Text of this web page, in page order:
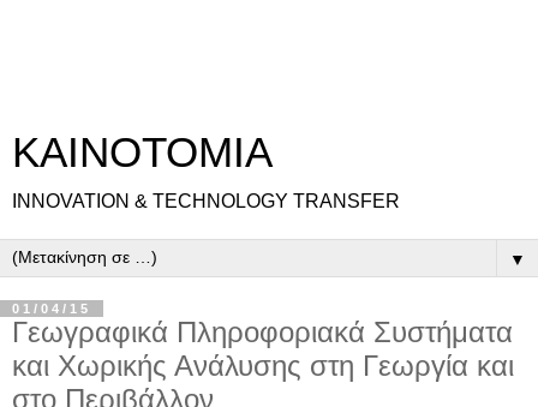
ΚΑΙΝΟΤΟΜΙΑ
INNOVATION & TECHNOLOGY TRANSFER
▼
01/04/15
Γεωγραφικά Πληροφοριακά Συστήματα
και Χωρικής Ανάλυσης στη Γεωργία και
στο Περιβάλλον